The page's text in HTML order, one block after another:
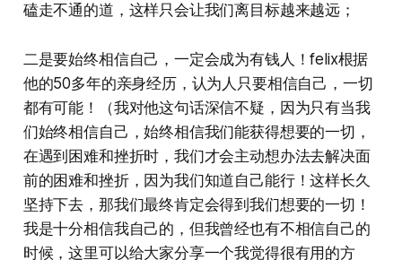
磕走不通的道，这样只会让我们离目标越来越远；
二是要始终相信自己，一定会成为有钱人！felix根据
他的50多年的亲身经历，认为人只要相信自己，一切
都有可能！（我对他这句话深信不疑，因为只有当我
们始终相信自己，始终相信我们能获得想要的一切，
在遇到困难和挫折时，我们才会主动想办法去解决面
前的困难和挫折，因为我们知道自己能行！这样长久
坚持下去，那我们最终肯定会得到我们想要的一切！
我是十分相信我自己的，但我曾经也有不相信自己的
时候，这里可以给大家分享一个我觉得很有用的方